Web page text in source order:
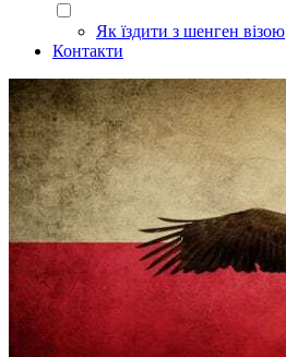
Як їздити з шенген візою
Контакти